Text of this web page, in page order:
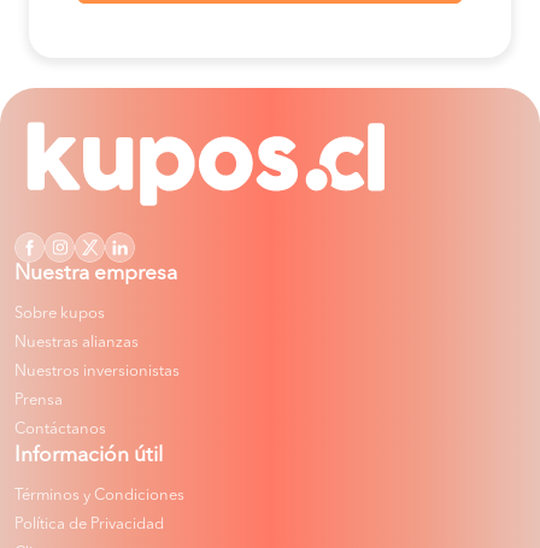
Nuestra empresa
Sobre kupos
Nuestras alianzas
Nuestros inversionistas
Prensa
Contáctanos
Información útil
Términos y Condiciones
Política de Privacidad